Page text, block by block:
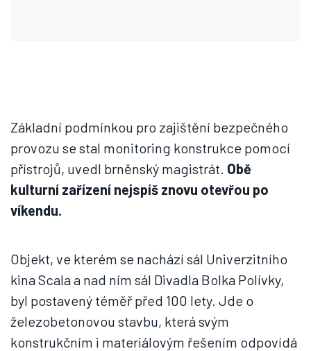
Základní podmínkou pro zajištění bezpečného
provozu se stal monitoring konstrukce pomocí
přístrojů, uvedl brněnský magistrát. Obě
kulturní zařízení nejspíš znovu otevřou po
víkendu.
Objekt, ve kterém se nachází sál Univerzitního
kina Scala a nad ním sál Divadla Bolka Polívky,
byl postavený téměř před 100 lety. Jde o
železobetonovou stavbu, která svým
konstrukčním i materiálovým řešením odpovídá